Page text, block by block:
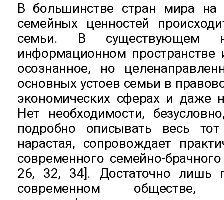
В большинстве стран мира на
семейных ценностей
семьи. В существующем
информационном
осознанное, но
основных устоев семьи в
экономических сферах и даже
Нет необходимости,
подробно описывать весь
нарастая, сопровождает
современного семейно-
26, 32, 34]. Достаточно лишь
современном